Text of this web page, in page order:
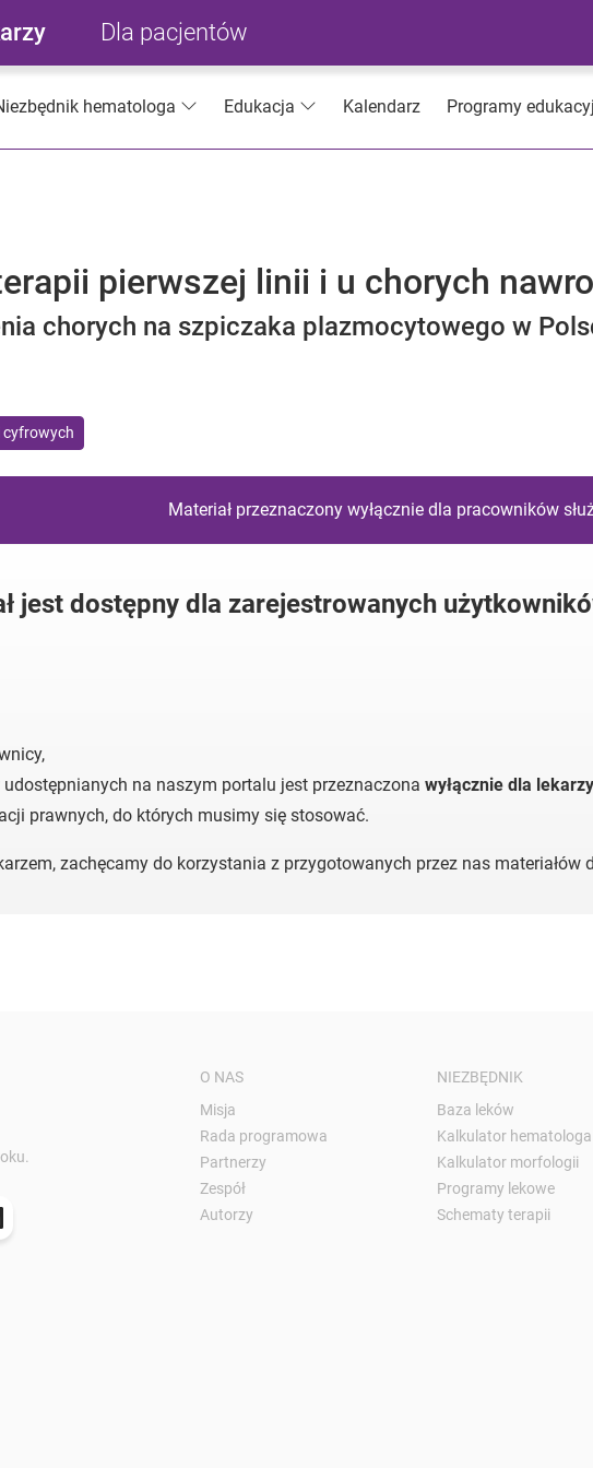
Dla pacjentów
hematologa Edukacja Kalendarz Programy
pierwszej linii i u chorych
chorych na szpiczaka plazmocytowego w
cyfrowych
Materiał przeznaczony wyłącznie dla pracowników
jest dostępny dla zarejestrowanych
udostępnianych na naszym portalu jest przeznaczona wyłącznie dla lekarzy
prawnych, do których musimy się stosować.
zachęcamy do korzystania z przygotowanych przez nas materiałów
O NAS
Misja
Rada programowa
Partnerzy
Zespół
Autorzy
NIEZBĘDNIK
Baza leków
Kalkulator hematologa
Kalkulator morfologii
Programy lekowe
Schematy terapii